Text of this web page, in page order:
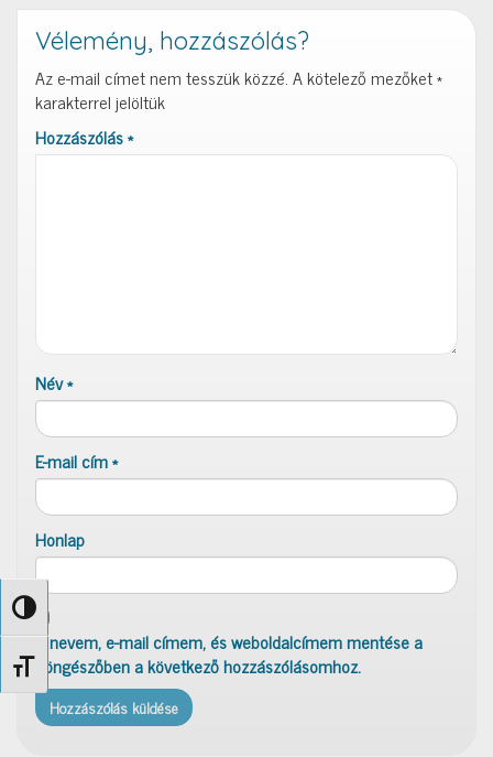
Nagy kontraszt váltása
Betűméret váltása
Vélemény, hozzászólás?
Az e-mail címet nem tesszük közzé.A kötelező mezőket*
karakterrel jelöltük
Hozzászólás*
Név*
E-mail cím*
Honlap
A nevem, e-mail címem, és weboldalcímem mentése a
böngészőben a következő hozzászólásomhoz.